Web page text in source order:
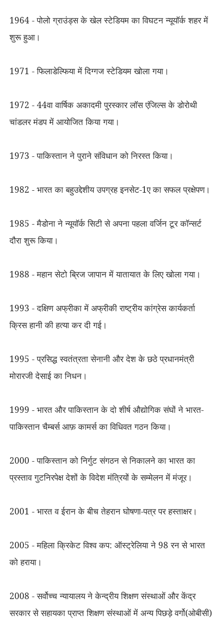
1964 - पोलो ग्राउंड्स के खेल स्टेडियम का विघटन न्यूयॉर्क शहर में
शुरू हुआ।
1971 - फिलाडेल्फिया में दिग्गज स्टेडियम खोला गया।
1972 - 44वा वार्षिक अकादमी पुरस्कार लॉस एंजिल्स के डोरोथी
चांडलर मंडप में आयोजित किया गया।
1973 - पाकिस्तान ने पुराने संविधान को निरस्त किया।
1982 - भारत का बहुउद्देशीय उपग्रह इनसेट-1ए का सफल प्रक्षेपण।
1985 - मैडोना ने न्यूयॉर्क सिटी से अपना पहला वर्जिन टूर कॉन्सर्ट
दौरा शुरू किया।
1988 - महान सेटो ब्रिज जापान में यातायात के लिए खोला गया।
1993 - दक्षिण अफ्रीका में अफ्रीकी राष्ट्रीय कांग्रेस कार्यकर्ता
क्रिस हानी की हत्या कर दी गई।
1995 - प्रसिद्ध स्वतंत्रता सेनानी और देश के छठे प्रधानमंत्री
मोरारजी देसाई का निधन।
1999 - भारत और पाकिस्तान के दो शीर्ष औद्योगिक संघों ने भारत-
पाकिस्तान चैम्बर्स आफ़ कामर्स का विधिवत गठन किया।
2000 - पाकिस्तान को निर्गुट संगठन से निकालने का भारत का
प्रस्ताव गुटनिरपेक्ष देशों के विदेश मंत्रियों के सम्मेलन में मंजूर।
2001 - भारत व ईरान के बीच तेहरान घोषणा-पत्र पर हस्ताक्षर।
2005 - महिला क्रिकेट विश्व कप: ऑस्ट्रेलिया ने 98 रन से भारत
को हराया।
2008 - सर्वोच्च न्यायालय ने केन्द्रीय शिक्षण संस्थाओं और केंद्र
सरकार से सहायका प्राप्त शिक्षण संस्थाओं में अन्य पिछड़े वर्गो(ओबीसी)